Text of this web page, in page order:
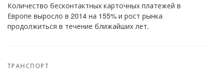
Количество бесконтактных карточных платежей в
Европе выросло в 2014 на 155% и рост рынка
продолжиться в течение ближайших лет.
ТРАНСПОРТ